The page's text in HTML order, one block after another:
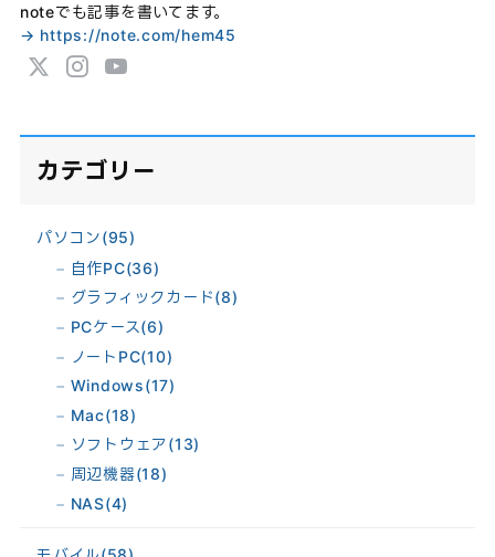
noteでも記事を書いてます。
→ https://note.com/hem45
カテゴリー
パソコン(95)
自作PC(36)
グラフィックカード(8)
PCケース(6)
ノートPC(10)
Windows(17)
Mac(18)
ソフトウェア (13)
周辺機器(18)
NAS(4)